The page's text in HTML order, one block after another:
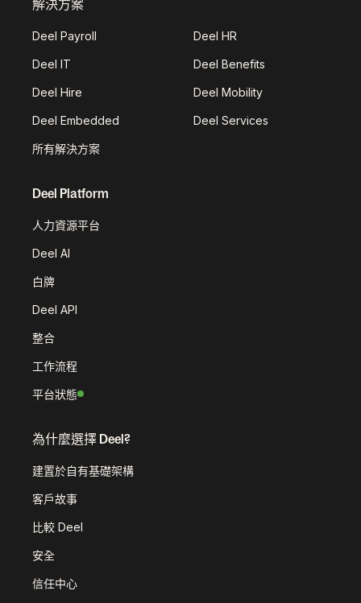
解決方案
Deel Payroll Deel HR
Deel IT Deel Benefits
Deel Hire Deel Mobility
Deel Embedded Deel Services
所有解決方案
Deel Platform
人力資源平台
Deel AI
白牌
Deel API
整合
工作流程
平台狀態
為什麼選擇 Deel?
建置於自有基礎架構
客戶故事
比較 Deel
安全
信任中心